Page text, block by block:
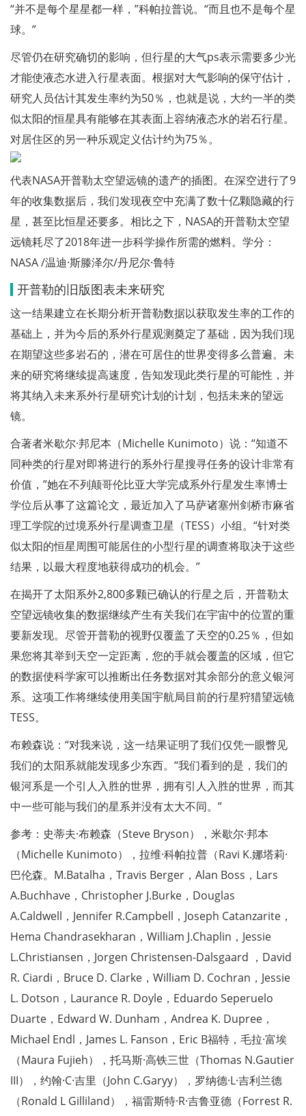
“并不是每个星星都一样，”科帕拉普说。“而且也不是每个星
球。”
尽管仍在研究确切的影响，但行星的大气ps表示需要多少光
才能使液态水进入行星表面。根据对大气影响的保守估计，
研究人员估计其发生率约为50％，也就是说，大约一半的类
似太阳的恒星具有能够在其表面上容纳液态水的岩石行星。
对居住区的另一种乐观定义估计约为75％。
代表NASA开普勒太空望远镜的遗产的插图。在深空进行了9
年的收集数据后，我们发现夜空中充满了数十亿颗隐藏的行
星，甚至比恒星还要多。相比之下，NASA的开普勒太空望
远镜耗尽了2018年进一步科学操作所需的燃料。学分：
NASA /温迪·斯滕泽尔/丹尼尔·鲁特
开普勒的旧版图表未来研究
这一结果建立在长期分析开普勒数据以获取发生率的工作的
基础上，并为今后的系外行星观测奠定了基础，因为我们现
在期望这些多岩石的，潜在可居住的世界变得多么普遍。未
来的研究将继续提高速度，告知发现此类行星的可能性，并
将其纳入未来系外行星研究计划的计划，包括未来的望远
镜。
合著者米歇尔·邦尼本（Michelle Kunimoto）说：“知道不
同种类的行星对即将进行的系外行星搜寻任务的设计非常有
价值，”她在不列颠哥伦比亚大学完成系外行星发生率博士
学位后从事了这篇论文，最近加入了马萨诸塞州剑桥市麻省
理工学院的过境系外行星调查卫星（TESS）小组。“针对类
似太阳的恒星周围可能居住的小型行星的调查将取决于这些
结果，以最大程度地获得成功的机会。”
在揭开了太阳系外2,800多颗已确认的行星之后，开普勒太
空望远镜收集的数据继续产生有关我们在宇宙中的位置的重
要新发现。尽管开普勒的视野仅覆盖了天空的0.25％，但如
果您将其举到天空一定距离，您的手就会覆盖的区域，但它
的数据使科学家可以推断出任务数据对其余部分的意义银河
系。这项工作将继续使用美国宇航局目前的行星狩猎望远镜
TESS。
布赖森说：“对我来说，这一结果证明了我们仅凭一眼瞥见
我们的太阳系就能发现多少东西。“我们看到的是，我们的
银河系是一个引人入胜的世界，拥有引人入胜的世界，而其
中一些可能与我们的星系并没有太大不同。”
参考：史蒂夫·布赖森（Steve Bryson），米歇尔·邦本
（Michelle Kunimoto），拉维·科帕拉普（Ravi K.娜塔莉·
巴伦森。M.Batalha，Travis Berger，Alan Boss，Lars
A.Buchhave，Christopher J.Burke，Douglas
A.Caldwell，Jennifer R.Campbell，Joseph Catanzarite，
Hema Chandrasekharan，William J.Chaplin，Jessie
L.Christiansen，Jorgen Christensen-Dalsgaard ，David
R. Ciardi，Bruce D. Clarke，William D. Cochran，Jessie
L. Dotson，Laurance R. Doyle，Eduardo Seperuelo
Duarte，Edward W. Dunham，Andrea K. Dupree，
Michael Endl，James L. Fanson，Eric B福特，毛拉·富埃
（Maura Fujieh），托马斯·高铁三世（Thomas N.Gautier
III），约翰·C·吉里（John C.Garyy），罗纳德·L·吉利兰德
（Ronald L Gilliland），福雷斯特·R·吉鲁亚德（Forrest R.